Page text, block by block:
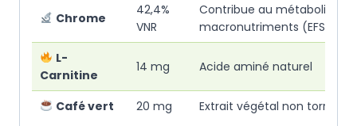
Chrome
42,4%
VNR
Contribue au métabolisme
macronutriments (EFSA)
L-
Carnitine
14 mg Acide aminé naturel
Café vert 20 mg Extrait végétal non torréfié